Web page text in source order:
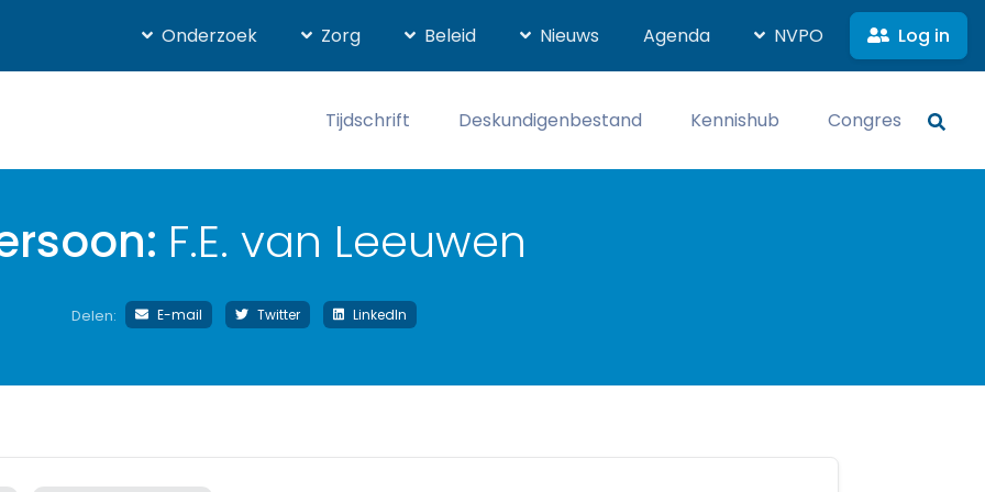
Onderzoek Zorg Beleid Nieuws Agenda NVPO Log in
Tijdschrift Deskundigenbestand Kennishub Congres
F.E. van Leeuwen
Delen: E-mail Twitter LinkedIn